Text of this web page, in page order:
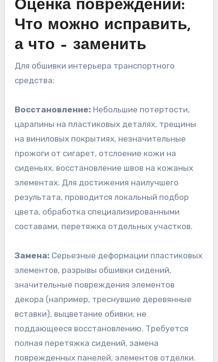
Оценка повреждений:
Что можно исправить,
а что – заменить
Для обшивки интерьера транспортного
средства:
Восстановление: Небольшие потертости,
царапины на пластиковых деталях, трещины
на виниловых покрытиях, незначительные
прожоги от сигарет, отслоение кожи на
сиденьях, восстановление швов на кожаных
элементах. Для достижения наилучшего
результата, проводится локальный подбор
цвета, обработка специализированными
составами, перетяжка отдельных участков.
Замена: Серьезные деформации пластиковых
элементов, разрывы обшивки сидений,
значительные повреждения элементов
декора (например, треснувшие деревянные
вставки), выцветание обивки, не
поддающееся восстановлению. Требуется
полная перетяжка сидений, замена
поврежденных панелей, элементов отделки.